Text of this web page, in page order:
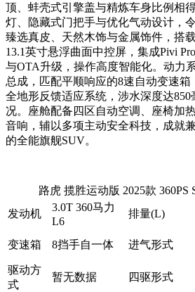
顶、蚌壳式引擎盖与精炼车身比例相
灯、隐藏式门把手与优化气动设计，
臻选真皮、天然木饰与金属饰件，搭
13.1英寸悬浮曲面中控屏，集成Pivi
与OTA升级，操作高度智能化。动力
总成，匹配平顺响应的8速自动变速
全地形反馈适应系统，涉水深度达
况。座舱配备四区自动空调、座椅加
音响，辅以多项主动安全科技，成就
的全能旗舰SUV。
路虎 揽胜运动版 2025款 360PS
发动机
3.0T 360马力
L6
排量(L)
变速箱 8挡手自一体 进气形式
驱动方
式
暂无数据 四驱形式